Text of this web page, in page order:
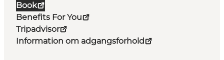
Book
Benefits For You
Tripadvisor
Information om adgangsforhold